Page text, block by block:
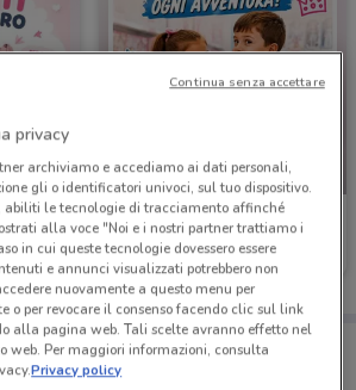
-5 GIORNI
3.6 km
-4 GIORNI
Giocheria
Scade mercoledì
sempre con te!
le migliori offerte dei negozi vicino a te,
privacy
archiviamo e accediamo ai dati personali,
gli o identificatori univoci, sul tuo dispositivo.
abiliti le tecnologie di tracciamento affinché
alla voce "Noi e i nostri partner trattiamo i
in cui queste tecnologie dovessero essere
e annunci visualizzati potrebbero non
nuovamente a questo menu per
o per revocare il consenso facendo clic sul link
alla pagina web. Tali scelte avranno effetto nel
web. Per maggiori informazioni, consulta
Privacy policy
Continua senza accettare